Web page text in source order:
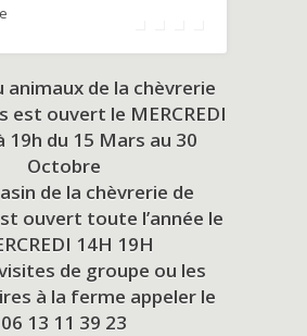
animaux de la chèvrerie
est ouvert le MERCREDI
19h du 15 Mars au 30
Octobre
de la chèvrerie de
ouvert toute l’année le
14H 19H
de groupe ou les
à la ferme appeler le
06 13 11 39 23